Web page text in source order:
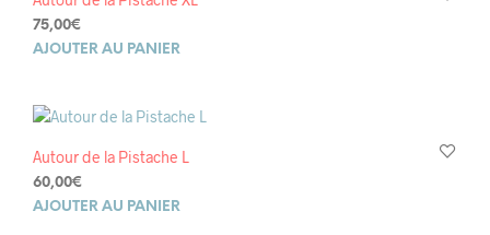
75,00€
AJOUTER AU PANIER
Autour de la Pistache L
60,00€
AJOUTER AU PANIER